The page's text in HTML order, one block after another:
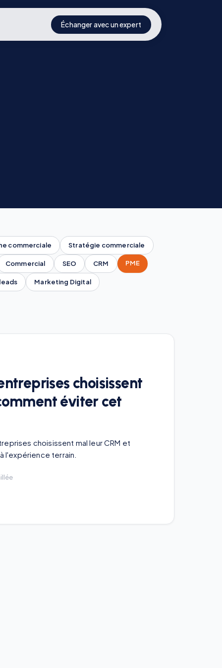
Échanger avec un expert
commerciale Stratégie commerciale
Commercial SEO CRM PME
leads Marketing Digital
choisissent
éviter cet
choisissent mal leur CRM et
l'expérience terrain.